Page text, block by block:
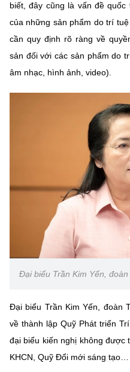
biết, đây cũng là vấn đề
của những sản phẩm do trí
cần quy định rõ ràng về
sản đối với các sản phẩm do
âm nhạc, hình ảnh, video).
Đại biểu Trần Kim Yến,
Đại biểu Trần Kim Yến, đoàn
về thành lập Quỹ Phát triển
đại biểu kiến nghị không được
KHCN, Quỹ Đổi mới sáng tạo…